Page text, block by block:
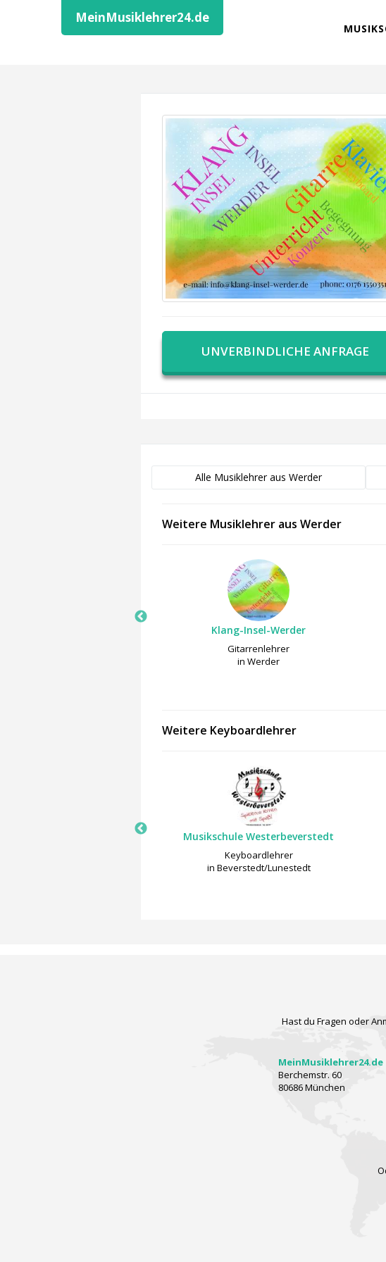
MeinMusiklehrer24.de
UNVERBINDLICHE ANFRAGE
Alle Musiklehrer aus Werder
Weitere Musiklehrer aus Werder
Klang-Insel-Werder
Gitarrenlehrer
in Werder
Weitere Keyboardlehrer
Musikschule Westerbeverstedt
Keyboardlehrer
in Beverstedt/Lunestedt
Hast du Fragen oder
MeinMusiklehrer24.de
Berchemstr. 60
80686 München